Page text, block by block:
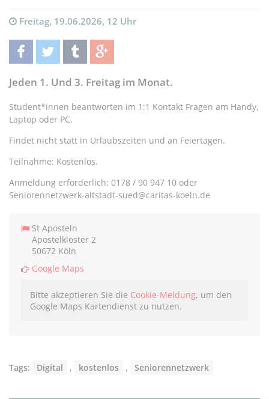
Freitag, 19.06.2026, 12 Uhr
teilentwittern teilen teilen
Jeden 1. Und 3. Freitag im Monat.
Student*innen beantworten im 1:1 Kontakt Fragen am Handy,
Laptop oder PC.
Findet nicht statt in Urlaubszeiten und an Feiertagen.
Teilnahme: Kostenlos.
Anmeldung erforderlich: 0178 / 90 947 10 oder
Seniorennetzwerk-altstadt-sued@caritas-koeln.de
St Aposteln
Apostelkloster 2
50672 Köln
Google Maps
Bitte akzeptieren Sie die Cookie-Meldung, um den
Google Maps Kartendienst zu nutzen.
Tags: Digital , kostenlos , Seniorennetzwerk